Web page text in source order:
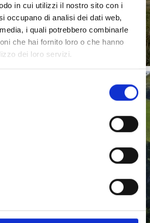
in cui utilizzi il nostro sito con i
occupano di analisi dei dati web,
i quali potrebbero combinarle
che hai fornito loro o che hanno
dei loro servizi.
di più